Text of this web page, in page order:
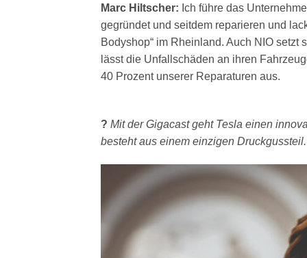
Marc Hiltscher: Ich führe das
gegründet und seitdem reparieren und
Bodyshop“ im Rheinland. Auch NIO
lässt die Unfallschäden an ihren
40 Prozent unserer Reparaturen aus.
? Mit der Gigacast geht Tesla einen
besteht aus einem einzigen